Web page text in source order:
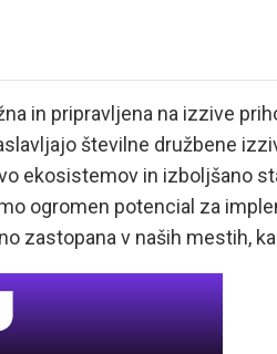
in pripravljena na izzive
številne družbene
ekosistemov in izboljšano
ogromen potencial za
zastopana v naših mestih,